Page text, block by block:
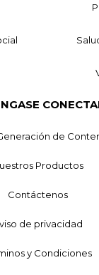
de
Productos
Contáctenos
de privacidad
y Condiciones